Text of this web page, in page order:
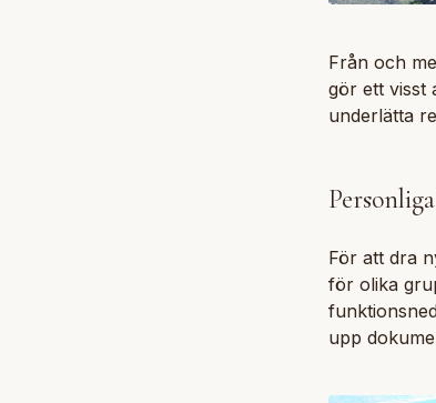
Från och
gör ett visst
underlätta
För att dra
för olika
upp